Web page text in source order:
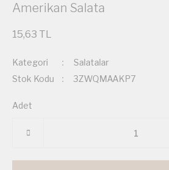
Amerikan Salata
15,63 TL
Kategori
Salatalar
Stok Kodu
3ZWQMAAKP7
Adet